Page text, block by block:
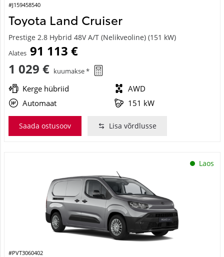
#J159458540
Toyota Land Cruiser
Prestige 2.8 Hybrid 48V A/T (Nelikveoline) (151 kW)
Alates 91 113 €
1 029 € kuumakse *
Kerge hübriid
AWD
Automaat
151 kW
Saada ostusoov Lisa võrdlusse
Laos
#PVT3060402